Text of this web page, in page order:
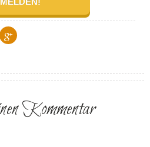
Kommentar